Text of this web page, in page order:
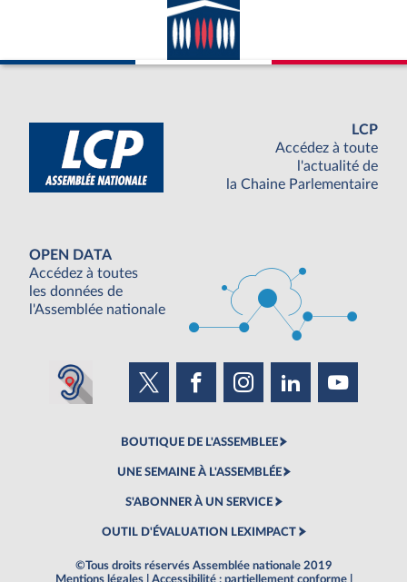
LCP
Accédez à toute
l'actualité de
la Chaine Parlementaire
OPEN DATA
Accédez à toutes
les données de
l'Assemblée nationale
BOUTIQUE DE L'ASSEMBLEE
UNE SEMAINE À L'ASSEMBLÉE
S'ABONNER À UN SERVICE
OUTIL D'ÉVALUATION LEXIMPACT
©Tous droits réservés Assemblée nationale 2019
Mentions légales
Accessibilité : partiellement conforme